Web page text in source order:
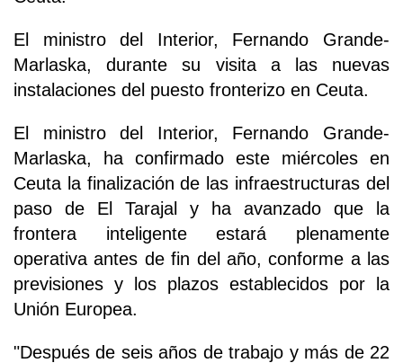
El ministro del Interior, Fernando Grande-
Marlaska, durante su visita a las nuevas
instalaciones del puesto fronterizo en Ceuta.
El ministro del Interior, Fernando Grande-
Marlaska, ha confirmado este miércoles en
Ceuta la finalización de las infraestructuras del
paso de El Tarajal y ha avanzado que la
frontera inteligente estará plenamente
operativa antes de fin del año, conforme a las
previsiones y los plazos establecidos por la
Unión Europea.
"Después de seis años de trabajo y más de 22